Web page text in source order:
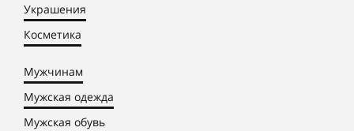
Украшения
Косметика
Мужчинам
Мужская одежда
Мужская обувь